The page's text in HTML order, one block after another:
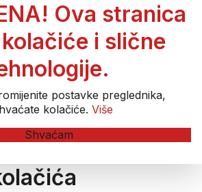
Ova stranica
i slične
postavke preglednika,
kolačiće. Više
Shvaćam